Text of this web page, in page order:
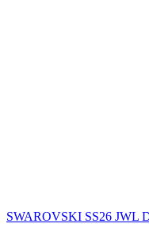
SWAROVSKI SS26 JWL